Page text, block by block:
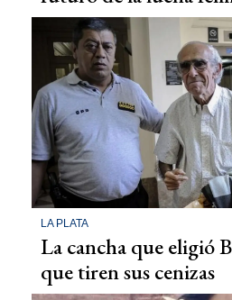
LA PLATA
La cancha que eligió
que tiren sus cenizas